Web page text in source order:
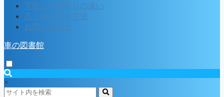
下取りと買取りの違い
高く車を売る方法
お問い合わせ
車の図書館
×